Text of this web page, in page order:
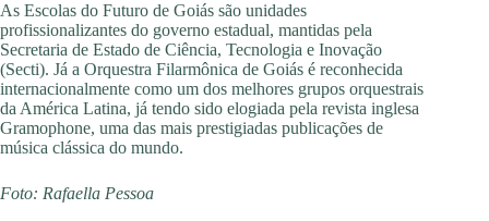
As Escolas do Futuro de Goiás são unidades
profissionalizantes do governo estadual, mantidas pela
Secretaria de Estado de Ciência, Tecnologia e Inovação
(Secti). Já a Orquestra Filarmônica de Goiás é reconhecida
internacionalmente como um dos melhores grupos orquestrais
da América Latina, já tendo sido elogiada pela revista inglesa
Gramophone, uma das mais prestigiadas publicações de
música clássica do mundo.
Foto: Rafaella Pessoa